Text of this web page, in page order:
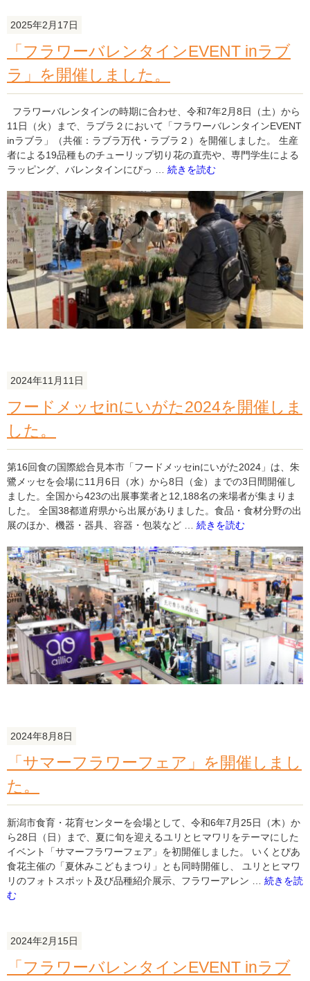
の
2025年2月17日
「フラワーバレンタインEVENT inラブ
ラ」を開催しました。
フラワーバレンタインの時期に合わせ、令和7年2月8日（土）から
11日（火）まで、ラブラ２において「フラワーバレンタインEVENT
inラブラ」（共催：ラブラ万代・ラブラ２）を開催しました。 生産
者による19品種ものチューリップ切り花の直売や、専門学生による
ラッピング、バレンタインにぴっ … "「フ
ワ
ー
バ
レ
ン
タ
イ
ン
EVENT
in
開
催
た。"
の
続きを読む
2024年11月11日
フードメッセinにいがた2024を開催しま
した。
第16回⾷の国際総合⾒本市「フードメッセinにいがた2024」は、朱
鷺メッセを会場に11月6日（水）から8日（金）までの3日間開催し
ました。全国から423の出展事業者と12,188名の来場者が集まりま
した。 全国38都道府県から出展がありました。食品・食材分野の出
展のほか、機器・器具、容器・包装など … "フ
ド
メ
ッ
セ
in
に
い
が
た
2024
し
続きを読む
2024年8月8日
「サマーフラワーフェア」を開催しまし
た。
新潟市食育・花育センターを会場として、令和6年7月25日（木）か
ら28日（日）まで、夏に旬を迎えるユリとヒマワリをテーマにした
イベント「サマーフラワーフェア」を初開催しました。 いくとぴあ
食花主催の「夏休みこどもまつり」とも同時開催し、 ユリとヒマワ
リのフォトスポット及び品種紹介展示、フラワーアレン … "「サ
ー
続きを読
む
2024年2月15日
「フラワーバレンタインEVENT inラブ